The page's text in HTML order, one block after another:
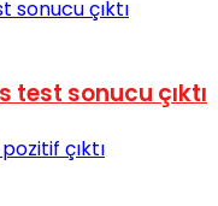
test sonucu çıktı